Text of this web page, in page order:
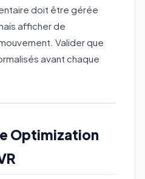
doit être gérée
afficher de
Valider que
avant chaque
Optimization